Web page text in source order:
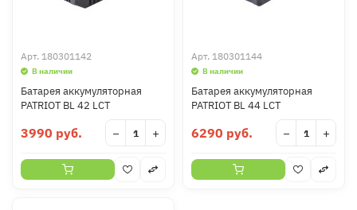
Арт. 180301142
В наличии
Батарея аккумуляторная
PATRIOT BL 42 LCT
3990 руб. − +
Арт. 180301144
В наличии
Батарея аккумуляторная
PATRIOT BL 44 LCT
6290 руб. − +